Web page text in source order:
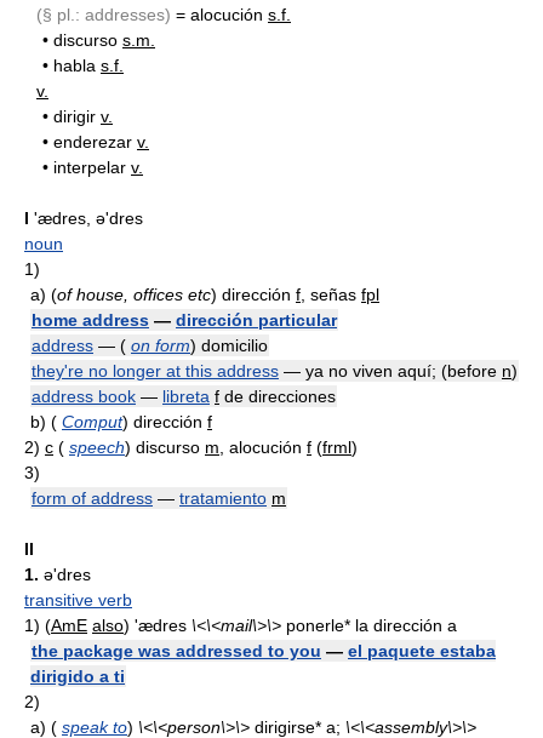
(§ pl.: addresses) = alocución s.f.
• discurso s.m.
• habla s.f.
v.
• dirigir v.
• enderezar v.
• interpelar v.
I 'ædres, ə'dres
noun
1)
a) (of house, offices etc) dirección f , señas fpl
home address — dirección particular
address — ( on form) domicilio
they're no longer at this address — ya no viven aquí; (before n)
address book — libreta f de direcciones
b) ( Comput) dirección f
2) c ( speech) discurso m , alocución f (frml)
3)
form of address — tratamiento m
II
1. ə'dres
transitive verb
1) (AmE also) 'ædres \<\<mail\>\> ponerle* la dirección a
the package was addressed to you — el paquete estaba
dirigido a ti
2)
a) ( speak to) \<\<person\>\> dirigirse* a; \<\<assembly\>\>